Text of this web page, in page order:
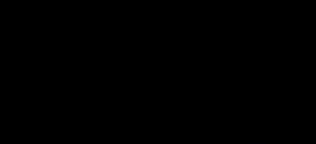
электромоторы